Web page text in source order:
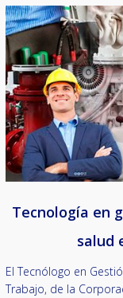
Tecnología en
salud
El Tecnólogo en
Trabajo, de la